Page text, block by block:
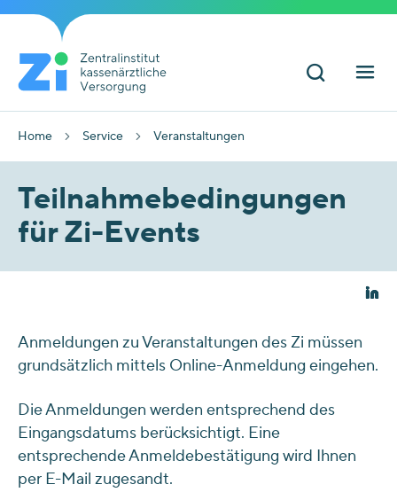
Home Service Veranstaltungen
Teilnahmebedingungen
für Zi-Events
Anmeldungen zu Veranstaltungen des Zi müssen
grundsätzlich mittels Online-Anmeldung eingehen.
Die Anmeldungen werden entsprechend des
Eingangsdatums berücksichtigt. Eine
entsprechende Anmeldebestätigung wird Ihnen
per E-Mail zugesandt.